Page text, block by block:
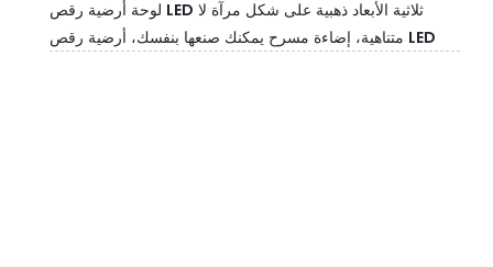
لوحة أرضية رقص LED ثلاثية الأبعاد ذهبية على شكل مرآة لا
متناهية، إضاءة مسرح يمكنك صنعها بنفسك، أرضية رقص LED